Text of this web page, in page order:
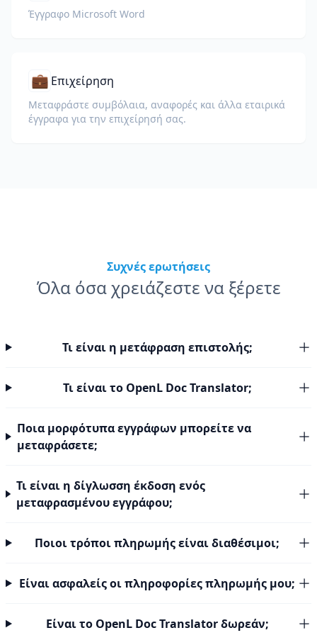
Έγγραφο Microsoft Word
💼 Επιχείρηση
Μεταφράστε συμβόλαια, αναφορές και άλλα εταιρικά
έγγραφα για την επιχείρησή σας.
Συχνές ερωτήσεις
Όλα όσα χρειάζεστε να ξέρετε
Τι είναι η μετάφραση επιστολής;
Τι είναι το OpenL Doc Translator;
Ποια μορφότυπα εγγράφων μπορείτε να
μεταφράσετε;
Τι είναι η δίγλωσση έκδοση ενός
μεταφρασμένου εγγράφου;
Ποιοι τρόποι πληρωμής είναι διαθέσιμοι;
Είναι ασφαλείς οι πληροφορίες πληρωμής μου;
Είναι το OpenL Doc Translator δωρεάν;